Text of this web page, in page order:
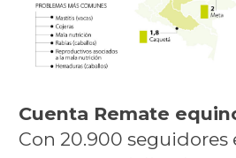
Cuenta Remate
Con 20.900 seguidores